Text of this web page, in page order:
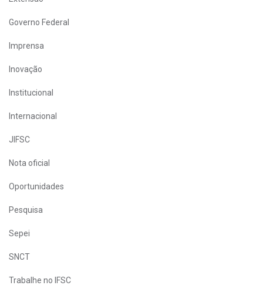
Governo Federal
Imprensa
Inovação
Institucional
Internacional
JIFSC
Nota oficial
Oportunidades
Pesquisa
Sepei
SNCT
Trabalhe no IFSC